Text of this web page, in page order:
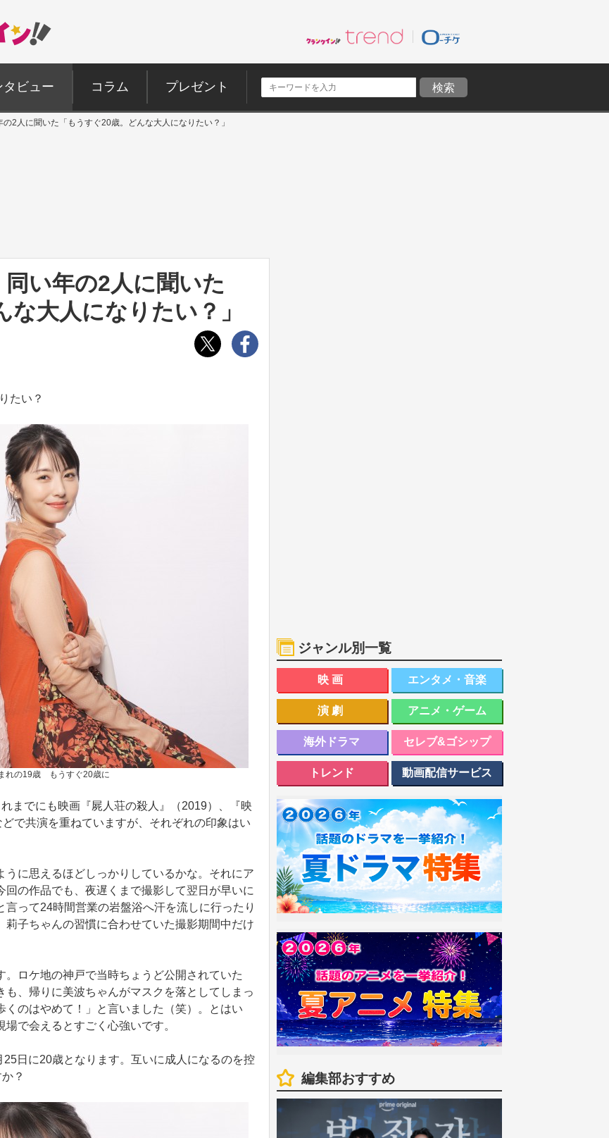
タビュー コラム プレゼント
2人に聞いた「もうすぐ20歳。どんな大人になりたい？」
い年の2人に聞いた
な大人になりたい？」
たい？
れの19歳 もうすぐ20歳に
でにも映画『屍人荘の殺人』（2019）、『映
で共演を重ねていますが、それぞれの印象はい
に思えるほどしっかりしているかな。それにア
の作品でも、夜遅くまで撮影して翌日が早いに
って24時間営業の岩盤浴へ汗を流しに行ったり
子ちゃんの習慣に合わせていた撮影期間中だけ
ロケ地の神戸で当時ちょうど公開されていた
も、帰りに美波ちゃんがマスクを落としてしまっ
のはやめて！」と言いました（笑）。とはい
で会えるとすごく心強いです。
日に20歳となります。互いに成人になるのを控
？
ジャンル別一覧
映画 エンタメ・音楽
演劇 アニメ・ゲーム
海外ドラマ セレブ&ゴシップ
トレンド 動画配信サービス
編集部おすすめ